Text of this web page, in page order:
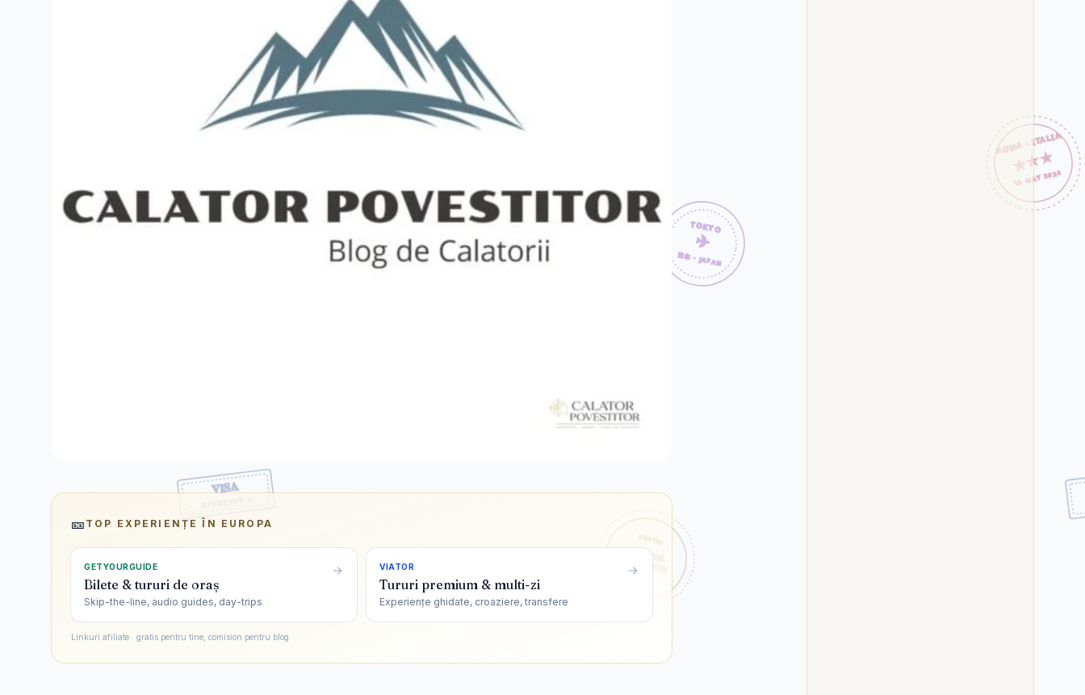
🎫 TOP EXPERIENȚE ÎN EUROPA
GETYOURGUIDE
Bilete & tururi de oraș
Skip-the-line, audio guides, day-trips
VIATOR
Tururi premium & multi-zi
Experiențe ghidate, croaziere, transfere
Linkuri afiliate · gratis pentru tine, comision pentru blog